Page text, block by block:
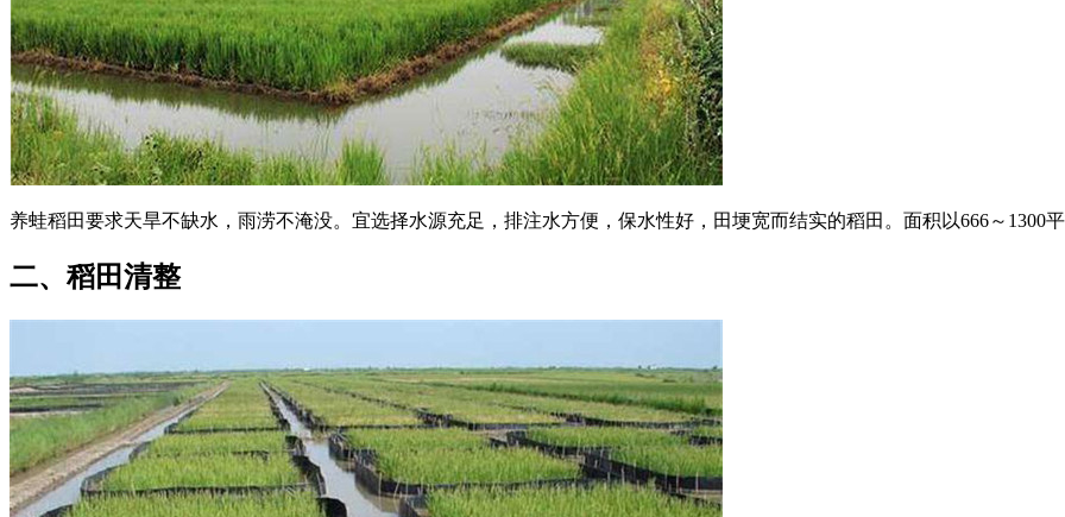
养蛙稻田要求天旱不缺水，雨涝不淹没。宜选择水源充足，排注水方便，保水性好，田埂宽而结实的稻田。面积以666～1300平
二、稻田清整